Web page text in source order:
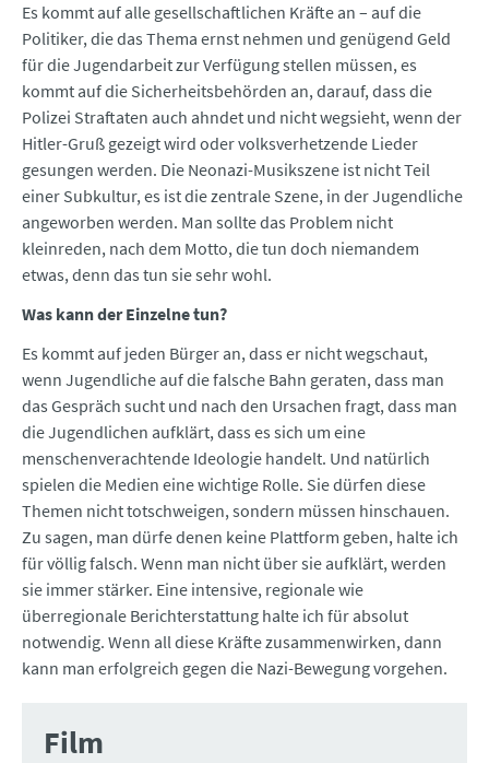
Es kommt auf alle gesellschaftlichen Kräfte an – auf die
Politiker, die das Thema ernst nehmen und genügend Geld
für die Jugendarbeit zur Verfügung stellen müssen, es
kommt auf die Sicherheitsbehörden an, darauf, dass die
Polizei Straftaten auch ahndet und nicht wegsieht, wenn der
Hitler-Gruß gezeigt wird oder volksverhetzende Lieder
gesungen werden. Die Neonazi-Musikszene ist nicht Teil
einer Subkultur, es ist die zentrale Szene, in der Jugendliche
angeworben werden. Man sollte das Problem nicht
kleinreden, nach dem Motto, die tun doch niemandem
etwas, denn das tun sie sehr wohl.
Was kann der Einzelne tun?
Es kommt auf jeden Bürger an, dass er nicht wegschaut,
wenn Jugendliche auf die falsche Bahn geraten, dass man
das Gespräch sucht und nach den Ursachen fragt, dass man
die Jugendlichen aufklärt, dass es sich um eine
menschenverachtende Ideologie handelt. Und natürlich
spielen die Medien eine wichtige Rolle. Sie dürfen diese
Themen nicht totschweigen, sondern müssen hinschauen.
Zu sagen, man dürfe denen keine Plattform geben, halte ich
für völlig falsch. Wenn man nicht über sie aufklärt, werden
sie immer stärker. Eine intensive, regionale wie
überregionale Berichterstattung halte ich für absolut
notwendig. Wenn all diese Kräfte zusammenwirken, dann
kann man erfolgreich gegen die Nazi-Bewegung vorgehen.
Film